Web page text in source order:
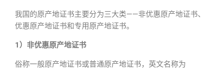
我国的原产地证书主要分为三大类——非优惠原产地证书、
优惠原产地证书和专用原产地证书。
1）非优惠原产地证书
俗称一般原产地证书或普通原产地证书，英文名称为